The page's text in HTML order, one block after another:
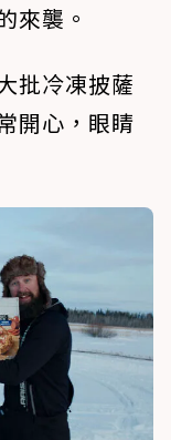
來襲。
批冷凍披薩
開心，眼睛